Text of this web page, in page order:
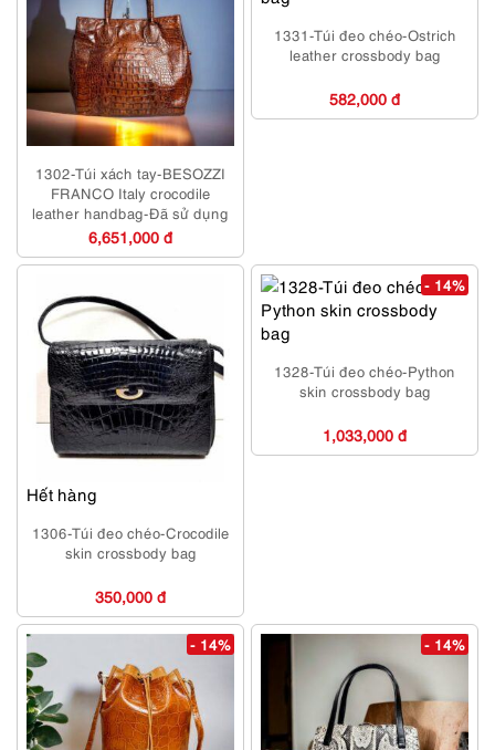
1302-Túi xách tay-BESOZZI
FRANCO Italy crocodile
leather handbag-Đã sử dụng
6,651,000 đ
1331-Túi đeo chéo-Ostrich
leather crossbody bag
582,000 đ
Hết hàng
1306-Túi đeo chéo-Crocodile
skin crossbody bag
350,000 đ
- 14%
1328-Túi đeo chéo-Python
skin crossbody bag
1,033,000 đ
- 14% - 14%